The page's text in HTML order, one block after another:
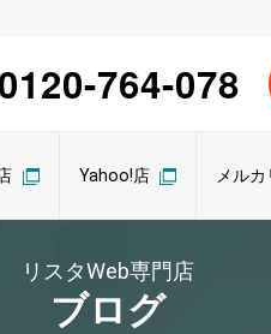
0120-764-078
Yahoo!店 メルカ
リスタWeb専門店
ブログ